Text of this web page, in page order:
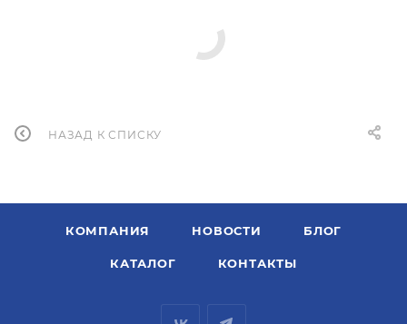
НАЗАД К СПИСКУ
КОМПАНИЯ НОВОСТИ БЛОГ
КАТАЛОГ КОНТАКТЫ